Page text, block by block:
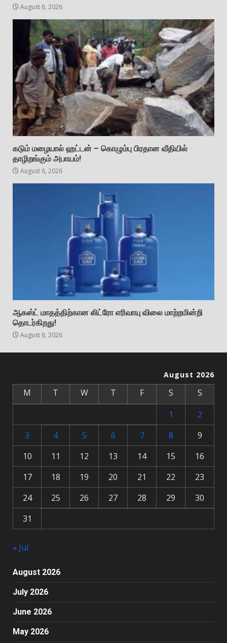
August 6, 2026
கடும் மழையால் ஹட்டன் – கொழும்பு பிரதான வீதியில்
தாழிறங்கும் அபாயம்!
August 6, 2026
ஆகஸ்ட் மாதத்திற்கான லிட்ரோ எரிவாயு விலை மாற்றமின்றி
தொடர்கிறது!
August 6, 2026
August 2026
M T W T F S
S
1
2
3
4 5 6 7 8
9
10
11 12 13 14 15
16
17
18 19 20 21 22
23
24
25 26 27 28 29
30
31
« Jul
August 2026
July 2026
June 2026
May 2026